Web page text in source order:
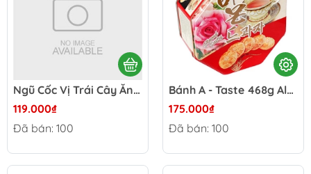
Ngũ Cốc Vị Trái Cây Ăn Liền Calbee - Nhật Bản 400g
119.000₫
Đã bán: 100
Bánh A - Taste 468g Almond Pastry - Hồng Kong
175.000₫
Đã bán: 100